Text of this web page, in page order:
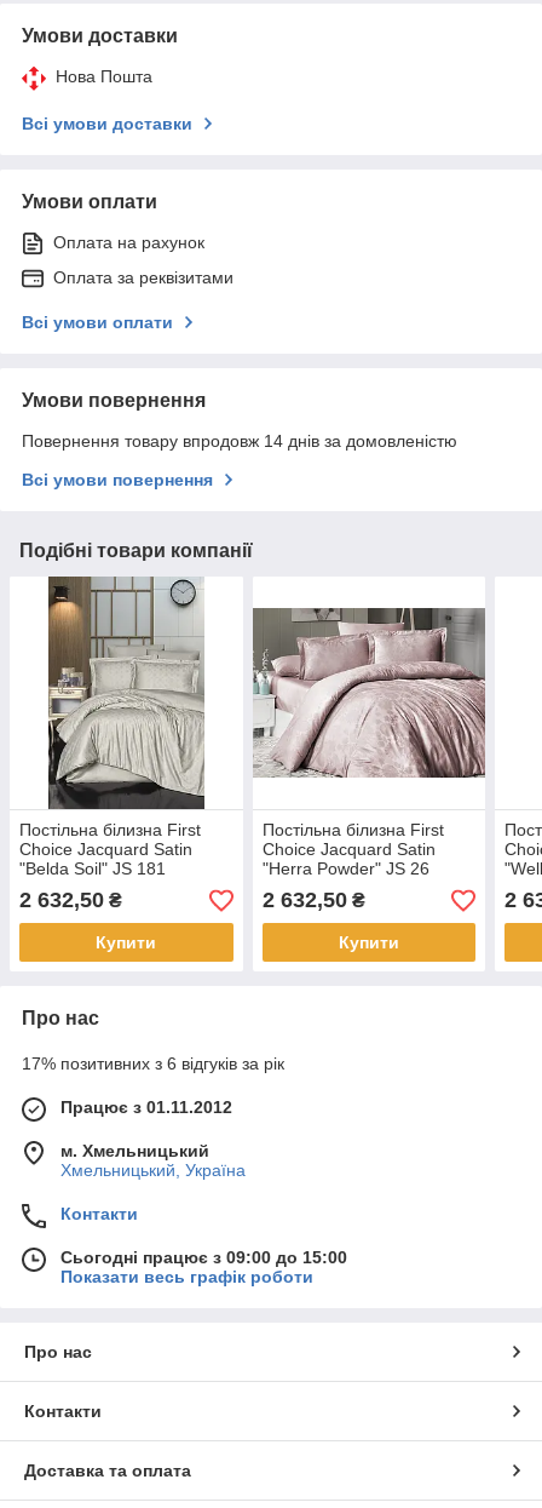
Умови доставки
Нова Пошта
Всі умови доставки
Умови оплати
Оплата на рахунок
Оплата за реквізитами
Всі умови оплати
Умови повернення
Повернення товару впродовж 14 днів за домовленістю
Всі умови повернення
Подібні товари компанії
Постільна білизна First
Choice Jacquard Satin
"Belda Soil" JS 181
2 632,50 ₴
Купити
Постільна білизна First
Choice Jacquard Satin
"Herra Powder" JS 26
2 632,50₴
Купити
2
Про нас
17% позитивних з 6 відгуків за рік
Працює з 01.11.2012
м. Хмельницький
Хмельницький, Україна
Контакти
Сьогодні працює з 09:00 до 15:00
Показати весь графік роботи
Про нас
Контакти
Доставка та оплата